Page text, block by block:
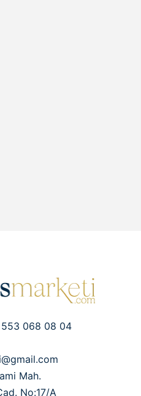
068 08 04
Mah.
No:17/A